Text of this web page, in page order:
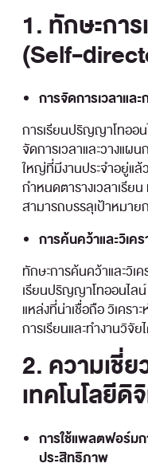
1. ทักษะกา
(Self-
การจัดการเวลาแล
การเรียนปริญญาโทออ
จัดการเวลาและวางแผ
ใหญ่ที่มีงานประจำอยู่แล้
กำหนดตารางเวลาเรีย
สามารถบรรลุเป้าหมาย
การค้นคว้าและวิเค
ทักษะการค้นคว้าและวิเ
เรียนปริญญาโทออนไล
แหล่งที่น่าเชื่อถือ วิเครา
การเรียนและทำงานวิจัย
2. ความเชี่
เทคโนโลยีดิ
การใช้แพลตฟอร์ม
ประสิทธิภาพ